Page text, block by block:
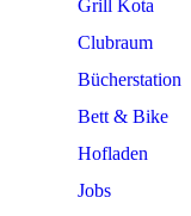
Grill Kota
Clubraum
Bücherstation
Bett & Bike
Hofladen
Jobs